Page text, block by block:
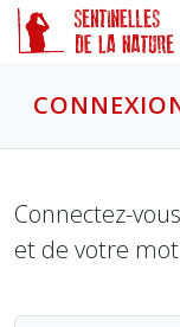
Connectez-
et de votre
Panneau de gestion